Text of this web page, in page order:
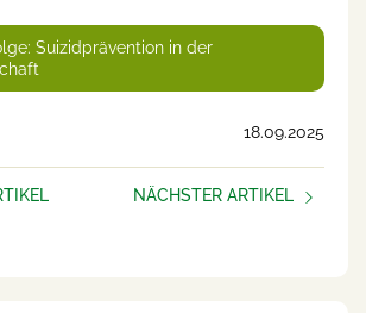
Suizidprävention in der
18.09.2025
NÄCHSTER ARTIKEL